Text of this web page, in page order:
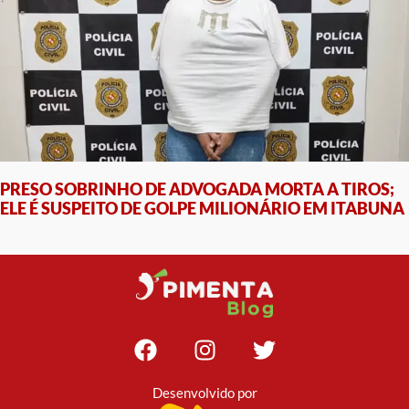
PRESO SOBRINHO DE ADVOGADA MORTA A TIROS;
ELE É SUSPEITO DE GOLPE MILIONÁRIO EM ITABUNA
Desenvolvido por